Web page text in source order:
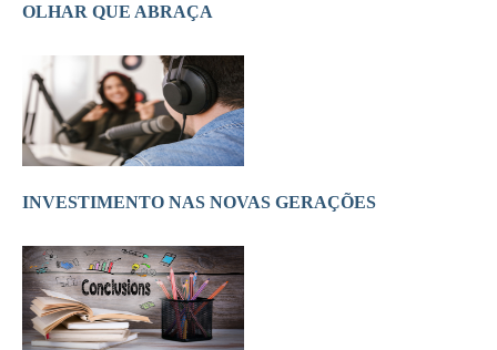
OLHAR QUE ABRAÇA
INVESTIMENTO NAS NOVAS GERAÇÕES